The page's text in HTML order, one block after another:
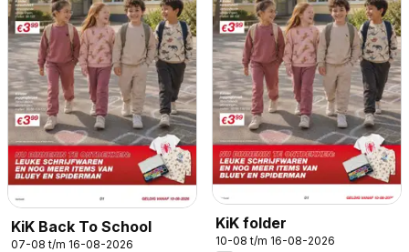
KiK Back To School
07-08 t/m 16-08-2026
KiK folder
10-08 t/m 16-08-2026